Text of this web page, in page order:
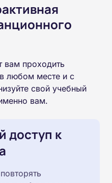
вам проходить
любом месте и с
свой учебный
вам.
доступ к